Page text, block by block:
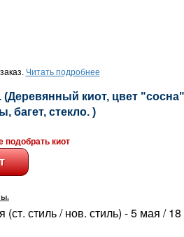
Читать подробнее
киот, цвет
багет, стекло. )
киот
стиль / нов. стиль) - 5 мая /